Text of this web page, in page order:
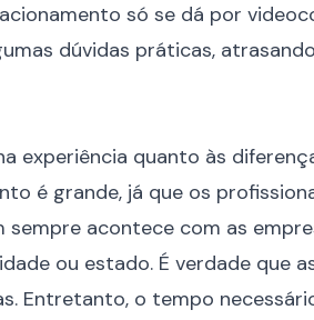
só se dá por
dúvidas práticas,
experiência quanto às
é grande, já que os
sempre acontece com as
ou estado. É verdade que
Entretanto, o tempo